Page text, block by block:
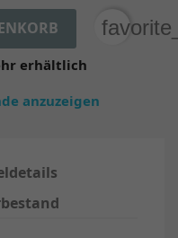
erhältlich
anzuzeigen